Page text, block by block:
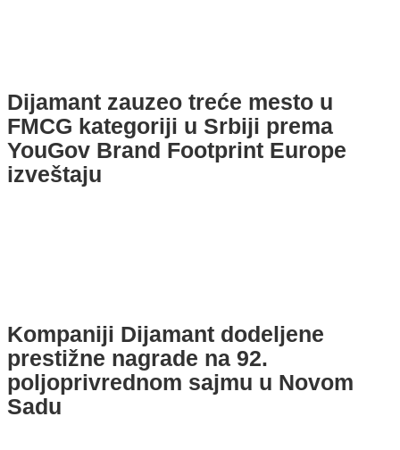
Dijamant zauzeo treće mesto u
FMCG kategoriji u Srbiji prema
YouGov Brand Footprint Europe
izveštaju
Kompaniji Dijamant dodeljene
prestižne nagrade na 92.
poljoprivrednom sajmu u Novom
Sadu